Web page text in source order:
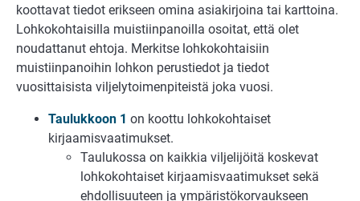
koottavat tiedot erikseen omina asiakirjoina tai karttoina.
Lohkokohtaisilla muistiinpanoilla osoitat, että olet
noudattanut ehtoja. Merkitse lohkokohtaisiin
muistiinpanoihin lohkon perustiedot ja tiedot
vuosittaisista viljelytoimenpiteistä joka vuosi.
Taulukkoon 1 on koottu lohkokohtaiset
kirjaamisvaatimukset.
Taulukossa on kaikkia viljelijöitä koskevat
lohkokohtaiset kirjaamisvaatimukset sekä
ehdollisuuteen ja ympäristökorvaukseen